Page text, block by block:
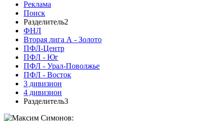
Реклама
Поиск
Разделитель2
ФНЛ
Вторая лига А - Золото
ПФЛ-Центр
ПФЛ - Юг
ПФЛ - Урал-Поволжье
ПФЛ - Восток
3 дивизион
4 дивизион
Разделитель3